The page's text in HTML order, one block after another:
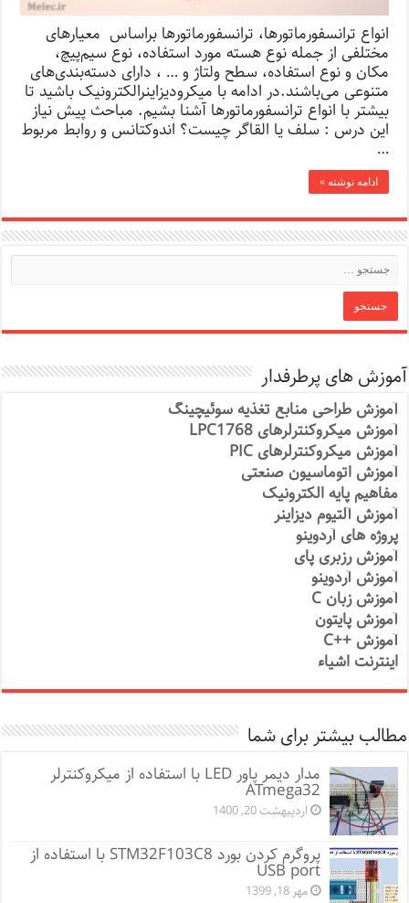
انواع ترانسفورماتورها، ترانسفورماتورها براساس معیارهای
مختلفی از جمله نوع هسته مورد استفاده، نوع سیم‌پیچ،
مکان و نوع استفاده، سطح ولتاژ و … ، دارای دسته‌بندی‌های
متنوعی می‌باشند.در ادامه با میکرودیزاینرالکترونیک باشید تا
بیشتر با انواع ترانسفورماتورها آشنا بشیم. مباحث پیش نیاز
این درس : سلف یا القاگر چیست؟ اندوکتانس و روابط مربوط
…
ادامه نوشته »
آموزش های پرطرفدار
آموزش طراحی منابع تغذیه سوئیچینگ
آموزش میکروکنترلرهای LPC1768
آموزش میکروکنترلرهای PIC
آموزش اتوماسیون صنعتی
مفاهیم پایه الکترونیک
آموزش آلتیوم دیزاینر
پروژه های آردوینو
آموزش رزبری پای
آموزش آردوینو
آموزش زبان C
آموزش پایتون
آموزش ++C
اینترنت اشیاء
مطالب بیشتر برای شما
مدار دیمر پاور LED با استفاده از میکروکنترلر
ATmega32
اردیبهشت 20, 1400
پروگرم کردن بورد STM32F103C8 با استفاده از
USB port
مهر 18, 1399